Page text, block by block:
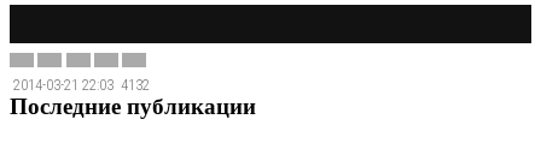
2014-03-21 22:03 4132
Последние публикации